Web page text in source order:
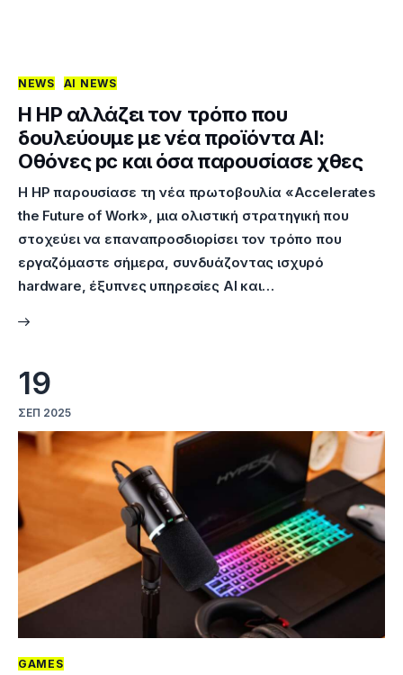
NEWS AI NEWS
Η HP αλλάζει τον τρόπο που
δουλεύουμε με νέα προϊόντα AI:
Οθόνες pc και όσα παρουσίασε χθες
Η HP παρουσίασε τη νέα πρωτοβουλία «Accelerates
the Future of Work», μια ολιστική στρατηγική που
στοχεύει να επαναπροσδιορίσει τον τρόπο που
εργαζόμαστε σήμερα, συνδυάζοντας ισχυρό
hardware, έξυπνες υπηρεσίες AI και…
19
ΣΕΠ 2025
GAMES